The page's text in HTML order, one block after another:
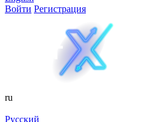
Войти Регистрация
ru
Русский